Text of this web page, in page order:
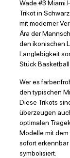
Wade #3 Miami
Trikot in
mit moderner
Ära der
den ikonischen
Langlebigkeit
Stück
Wer es
den typischen
Diese Trikots
überzeugen
optimalen
Modelle mit
sofort
symbolisiert.